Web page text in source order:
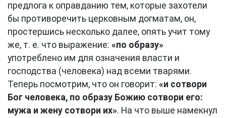
предлога к оправданию тем, которые захотели
бы противоречить церковным догматам, он,
простершись несколько далее, опять учит тому
же, т. е. что выражение: «по образу»
употреблено им для означения власти и
господства (человека) над всеми тварями.
Теперь посмотрим, что он говорит: «и сотвори
Бог человека, по образу Божию сотвори его:
мужа и жену сотвори их». На что выше намекнул